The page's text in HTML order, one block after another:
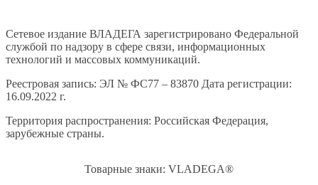
Сетевое издание ВЛАДЕГА зарегистрировано Федеральной
службой по надзору в сфере связи, информационных
технологий и массовых коммуникаций.
Реестровая запись: ЭЛ № ФС77 – 83870 Дата регистрации:
16.09.2022 г.
Территория распространения: Российская Федерация,
зарубежные страны.
Товарные знаки: VLADEGA®